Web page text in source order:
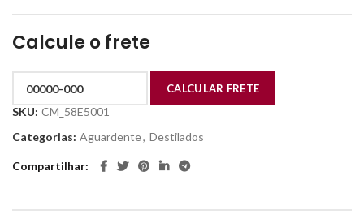
Calcule o frete
SKU: CM_58E5001
Categorias: Aguardente, Destilados
Compartilhar